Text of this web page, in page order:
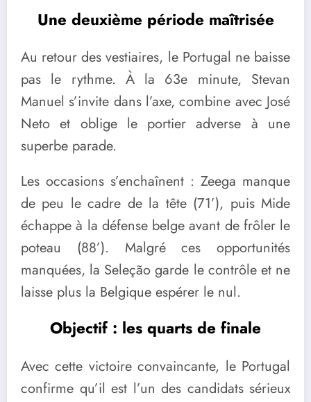
Une deuxième période maîtrisée
Au retour des vestiaires, le Portugal ne baisse
pas le rythme. À la 63e minute, Stevan
Manuel s’invite dans l’axe, combine avec José
Neto et oblige le portier adverse à une
superbe parade.
Les occasions s’enchaînent : Zeega manque
de peu le cadre de la tête (71’), puis Mide
échappe à la défense belge avant de frôler le
poteau (88’). Malgré ces opportunités
manquées, la Seleção garde le contrôle et ne
laisse plus la Belgique espérer le nul.
Objectif : les quarts de finale
Avec cette victoire convaincante, le Portugal
confirme qu’il est l’un des candidats sérieux